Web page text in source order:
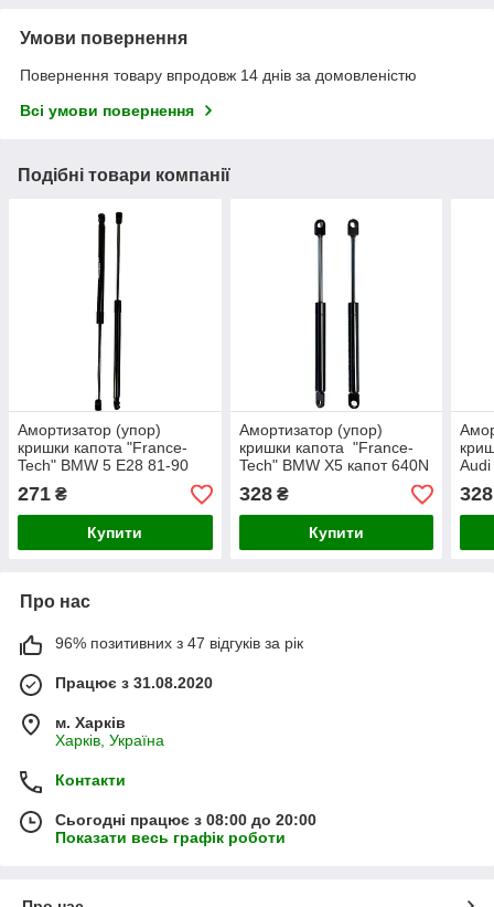
Умови повернення
Повернення товару впродовж 14 днів за домовленістю
Всі умови повернення
Подібні товари компанії
Амортизатор (упор)
кришки капота "France-
Tech" BMW 5 E28 81-90
380N 44 cm
271 ₴
Купити
Амортизатор (упор)
кришки капота "France-
Tech" BMW X5 капот 640N
290mm
328₴
Купити
Audi
720
328
Про нас
96% позитивних з 47 відгуків за рік
Працює з 31.08.2020
м. Харків
Харків, Україна
Контакти
Сьогодні працює з 08:00 до 20:00
Показати весь графік роботи